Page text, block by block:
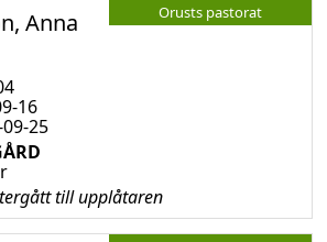
Orusts pastorat
Anna
16
25
till upplåtaren